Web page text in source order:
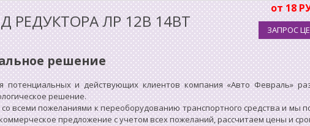
РЕДУКТОРА ЛР 12В 14ВТ
от 18
ЗАПРОС
решение
потенциальных и действующих клиентов компания «Авто Февраль»
решение.
всеми пожеланиями к переоборудованию транспортного средства и мы
предложение с учетом всех пожеланий, рассчитаем цены и